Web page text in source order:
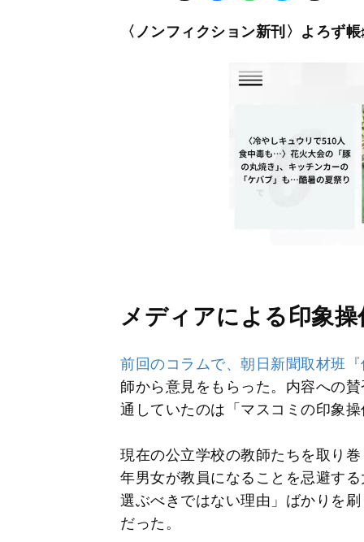
〈ノンフィクション新刊〉よろず帳
メディアによる印象操
前回のコラムで、朝日新聞取材班
師から意見をもらった。内容への
通していたのは「マスコミの印象
現在の公立学校の教師たちを取り
年男女が教員になることを忌避す
選ぶべきではない理由」ばかりを
だった。